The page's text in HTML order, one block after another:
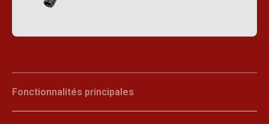
Fonctionnalités principales